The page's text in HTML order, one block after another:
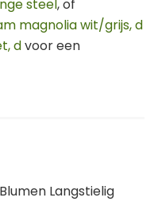
steel, of
magnolia wit/grijs, d
dvoor een
Langstielig